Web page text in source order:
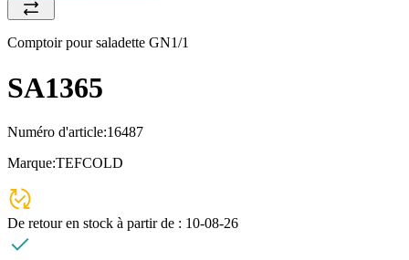
Comptoir pour saladette GN1/1
SA1365
Numéro d'article:16487
Marque:TEFCOLD
De retour en stock à partir de : 10-08-26